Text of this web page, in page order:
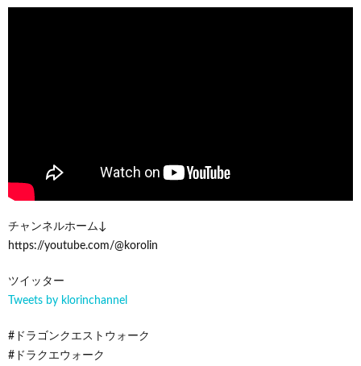
チャンネルホーム↓
https://youtube.com/@korolin
ツイッター
Tweets by klorinchannel
#ドラゴンクエストウォーク
#ドラクエウォーク